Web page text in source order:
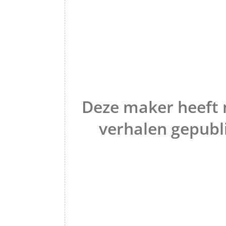
Deze maker heeft
verhalen